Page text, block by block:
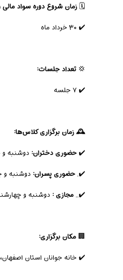
🗓️زمان شروع دوره سواد
✔️ ۳۰ خرداد ماه
💢 تعداد جلسات:
✔️ ۷ جلسه
🕰️ زمان برگزاری کلاس‌ها:
✔️حضوری دختران: دوشنبه و
✔️.حضوری پسران: دوشنبه و
✔️..مجازی : دوشنبه و چهارشنبه ۱۸ تا ۱۹ بعدازظهر ( در بستر
🏢مکان برگزاری:
✔️ خانه جوانان استان اصفهان، خیابان بزرگمهر،